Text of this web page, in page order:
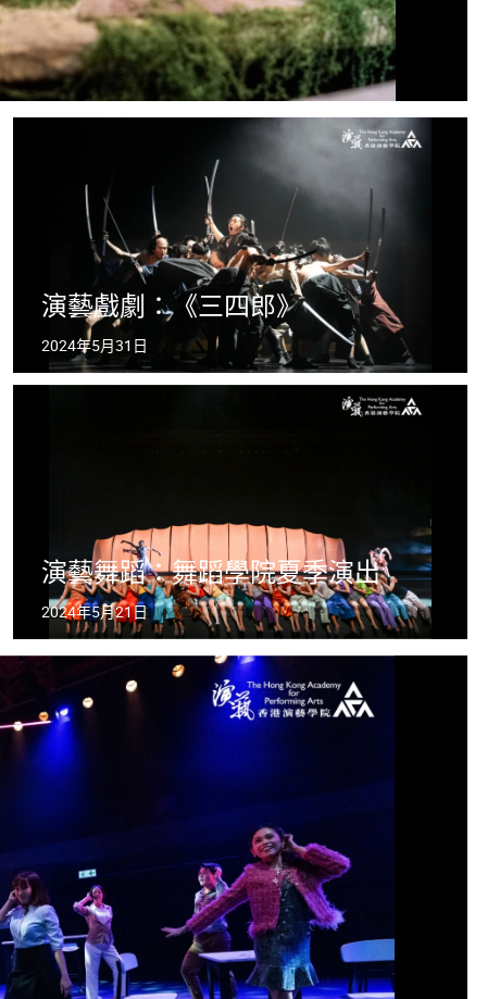
演藝戲劇：《三四郎》
2024年5月31日
演藝舞蹈：舞蹈學院夏季演出
2024年5月21日